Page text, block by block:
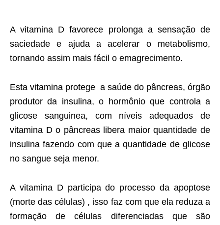
A vitamina D favorece prolonga a sensação de
saciedade e ajuda a acelerar o metabolismo,
tornando assim mais fácil o emagrecimento.
Esta vitamina protege a saúde do pâncreas, órgão
produtor da insulina, o hormônio que controla a
glicose sanguinea, com níveis adequados de
vitamina D o pâncreas libera maior quantidade de
insulina fazendo com que a quantidade de glicose
no sangue seja menor.
A vitamina D participa do processo da apoptose
(morte das células) , isso faz com que ela reduza a
formação de células diferenciadas que são